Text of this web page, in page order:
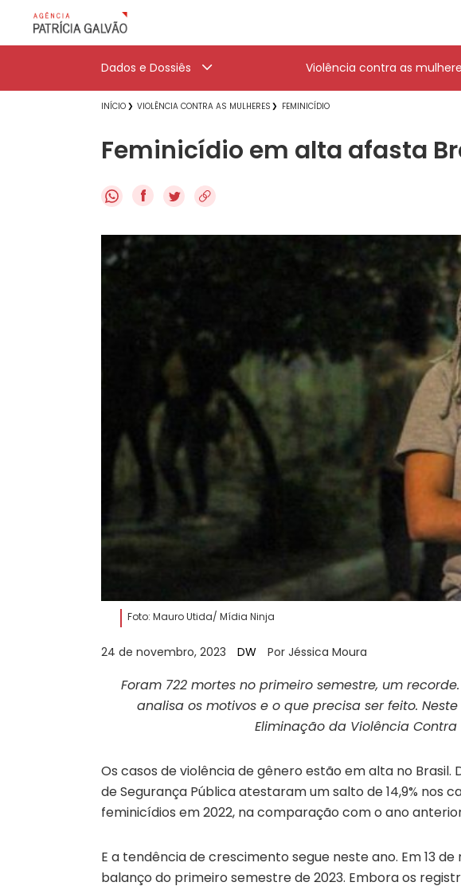
Dados e Dossiês Violência contra as
INÍCIO VIOLÊNCIA CONTRA AS MULHERES FEMINICÍDIO
Feminicídio em alta afasta
f
Foto: Mauro Utida/ Mídia Ninja
24 de novembro, 2023 DW Por Jéssica Moura
Foram 722 mortes no primeiro semestre, um
analisa os motivos e o que precisa ser feito.
Eliminação da Violência Contra
Os casos de violência de gênero estão em alta no Brasil.
de Segurança Pública atestaram um salto de 14,9% nos
feminicídios em 2022, na comparação com o ano
E a tendência de crescimento segue neste ano. Em 13
balanço do primeiro semestre de 2023. Embora os